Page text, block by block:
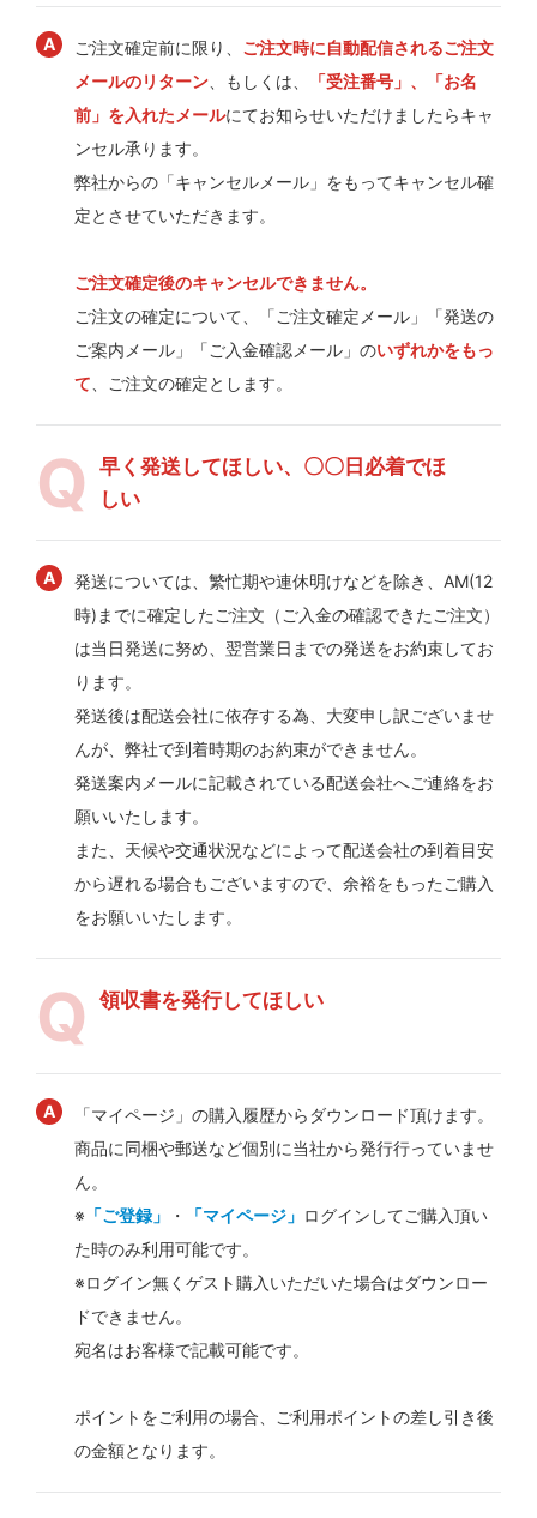
ご注文確定前に限り、 ご注文時に自動配信されるご注文
メールのリターン 、もしくは、
「受注番号」、「お名
前」を入れたメールにてお知らせいただけましたらキャ
ンセル承ります。
弊社からの「キャンセルメール」をもってキャンセル確
定とさせていただきます。
ご注文確定後のキャンセルできません。
ご注文の確定について、「ご注文確定メール」「発送の
ご案内メール」「ご入金確認メール」のいずれかをもっ
て 、ご注文の確定とします。
早く発送してほしい、〇〇日必着でほ
しい
発送については、繁忙期や連休明けなどを除き、AM(12
時)までに確定したご注文（ご入金の確認できたご注文）
は当日発送に努め、翌営業日までの発送をお約束してお
ります。
発送後は配送会社に依存する為、大変申し訳ございませ
んが、弊社で到着時期のお約束ができません。
発送案内メールに記載されている配送会社へご連絡をお
願いいたします。
また、天候や交通状況などによって配送会社の到着目安
から遅れる場合もございますので、余裕をもったご購入
をお願いいたします。
領収書を発行してほしい
「マイページ」の購入履歴からダウンロード頂けます。
商品に同梱や郵送など個別に当社から発行行っていませ
ん。
※ 「ご登録」 ・ 「マイページ」 ログインしてご購入頂い
た時のみ利用可能です。
※ログイン無くゲスト購入いただいた場合はダウンロー
ドできません。
宛名はお客様で記載可能です。
ポイントをご利用の場合、ご利用ポイントの差し引き後
の金額となります。